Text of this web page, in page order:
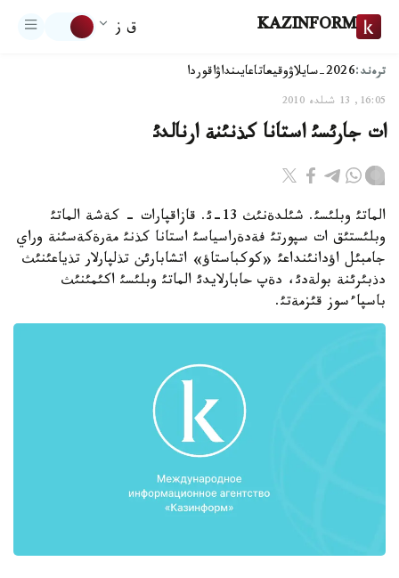
KAZINFORM ق ز
ترەند:2026-سايلاۋ وقيعاتاعايىنداۋاقوردا
16:05, 13 شىلدە 2010
ات جارئسئ استانا كذنئنة ارنالدئ
الماتئ وبلئسئ. شئلدةنئث 13-ئ. قازاقپارات - كةشة الماتئ
وبلئستئق ات سپورتئ فةدةراسياسئ استانا كذنئ مةرةكةسئنة وراي
جامبئل اؤدانئنداعئ «كوكباستاؤ» اتشابارئن تذلپارلار تذياعئنئث
دذبئرئنة بولةدئ، دةپ حابارلايدئ الماتئ وبلئسئ اكئمئنئث
باسپاءسوز قئزمةتئ.